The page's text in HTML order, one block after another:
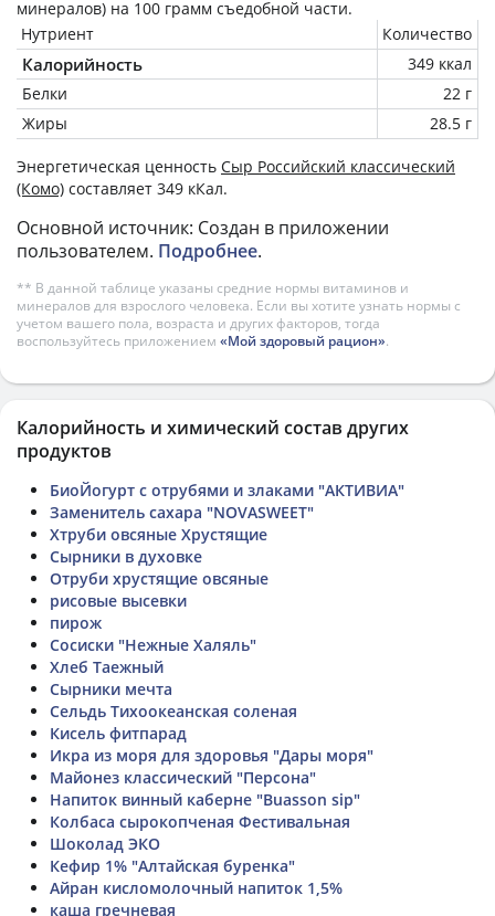
минералов) на 100 грамм съедобной части.
Нутриент
Количество
Калорийность
349 ккал
Белки
22 г
Жиры
28.5 г
Энергетическая ценность Сыр Российский классический
(Комо) составляет 349 кКал.
Основной источник: Создан в приложении
пользователем. Подробнее.
** В данной таблице указаны средние нормы витаминов и
минералов для взрослого человека. Если вы хотите узнать нормы с
учетом вашего пола, возраста и других факторов, тогда
воспользуйтесь приложением «Мой здоровый рацион».
Калорийность и химический состав других
продуктов
БиоЙогурт с отрубями и злаками "АКТИВИА"
Заменитель сахара "NOVASWEET"
Хтруби овсяные Хрустящие
Сырники в духовке
Отруби хрустящие овсяные
рисовые высевки
пирож
Сосиски "Нежные Халяль"
Хлеб Таежный
Сырники мечта
Сельдь Тихоокеанская соленая
Кисель фитпарад
Икра из моря для здоровья "Дары моря"
Майонез классический "Персона"
Напиток винный каберне "Buasson sip"
Колбаса сырокопченая Фестивальная
Шоколад ЭКО
Кефир 1% "Алтайская буренка"
Айран кисломолочный напиток 1,5%
каша гречневая